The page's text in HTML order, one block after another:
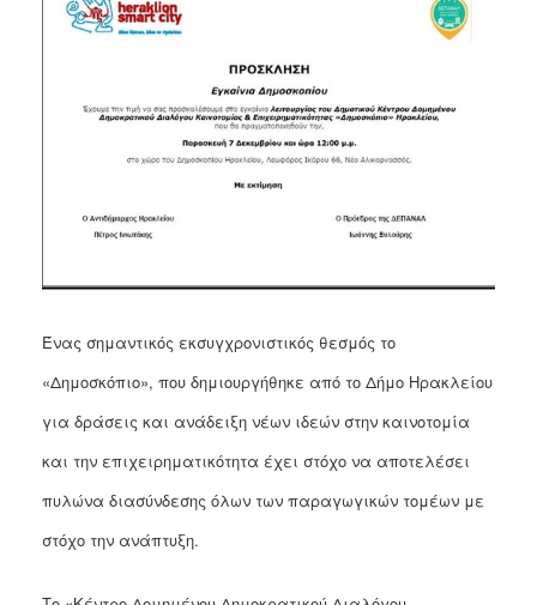
2011
ΠΟΛΙΤΙΣΜΟΣ
ΑΝΘΕΚΤΙΚΗ
Ένας σημαντικός εκσυγχρονιστικός θεσμός το
«Δημοσκόπιο», που δημιουργήθηκε από το Δήμο Ηρακλείου
για δράσεις και ανάδειξη νέων ιδεών στην καινοτομία
και την επιχειρηματικότητα έχει στόχο να αποτελέσει
πυλώνα διασύνδεσης όλων των παραγωγικών τομέων με
στόχο την ανάπτυξη.